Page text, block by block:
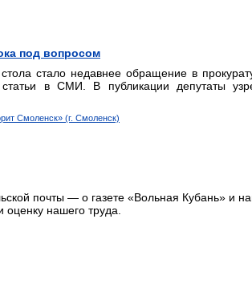
под вопросом
стало недавнее обращение в
в СМИ. В публикации депутаты
Смоленск» (г. Смоленск)
почты — о газете «Вольная Кубань» и
оценку нашего труда.